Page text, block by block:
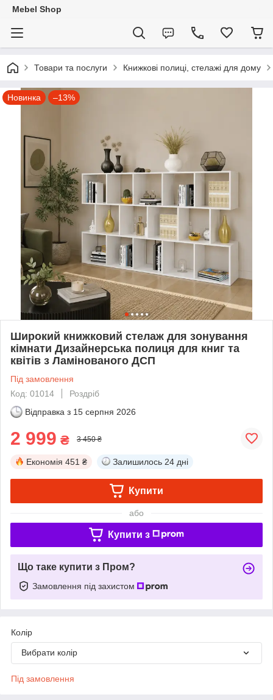
Mebel Shop
Товари та послуги Книжкові полиці, стелажі для дому
Новинка –13%
Широкий книжковий стелаж для зонування
кімнати Дизайнерська полиця для книг та
квітів з Ламінованого ДСП
Під замовлення
Код: 01014
Роздріб
Відправка з 15 серпня 2026
2 999 ₴ 3 450 ₴
Економія 451 ₴ Залишилось 24 дні
Купити
або
Купити з
Що таке купити з Пром?
Замовлення під захистом
Колір
Вибрати колір
Під замовлення